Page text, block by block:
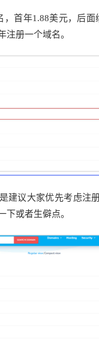
，首年1.88美元，后面
注册一个域名。
建议大家优先考虑注
下或者生僻点。